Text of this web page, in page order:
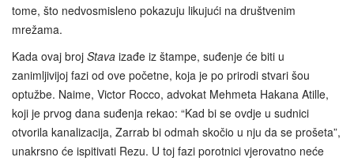
tome, što nedvosmisleno pokazuju likujući na društvenim
mrežama.
Kada ovaj broj Stava izađe iz štampe, suđenje će biti u
zanimljivijoj fazi od ove početne, koja je po prirodi stvari šou
optužbe. Naime, Victor Rocco, advokat Mehmeta Hakana Atille,
koji je prvog dana suđenja rekao: “Kad bi se ovdje u sudnici
otvorila kanalizacija, Zarrab bi odmah skočio u nju da se prošeta”,
unakrsno će ispitivati Rezu. U toj fazi porotnici vjerovatno neće